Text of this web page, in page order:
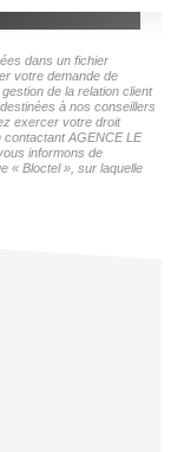
dans un fichier
votre demande de
de la relation client
à nos conseillers
exercer votre droit
AGENCE LE
informons de
« Bloctel », sur laquelle